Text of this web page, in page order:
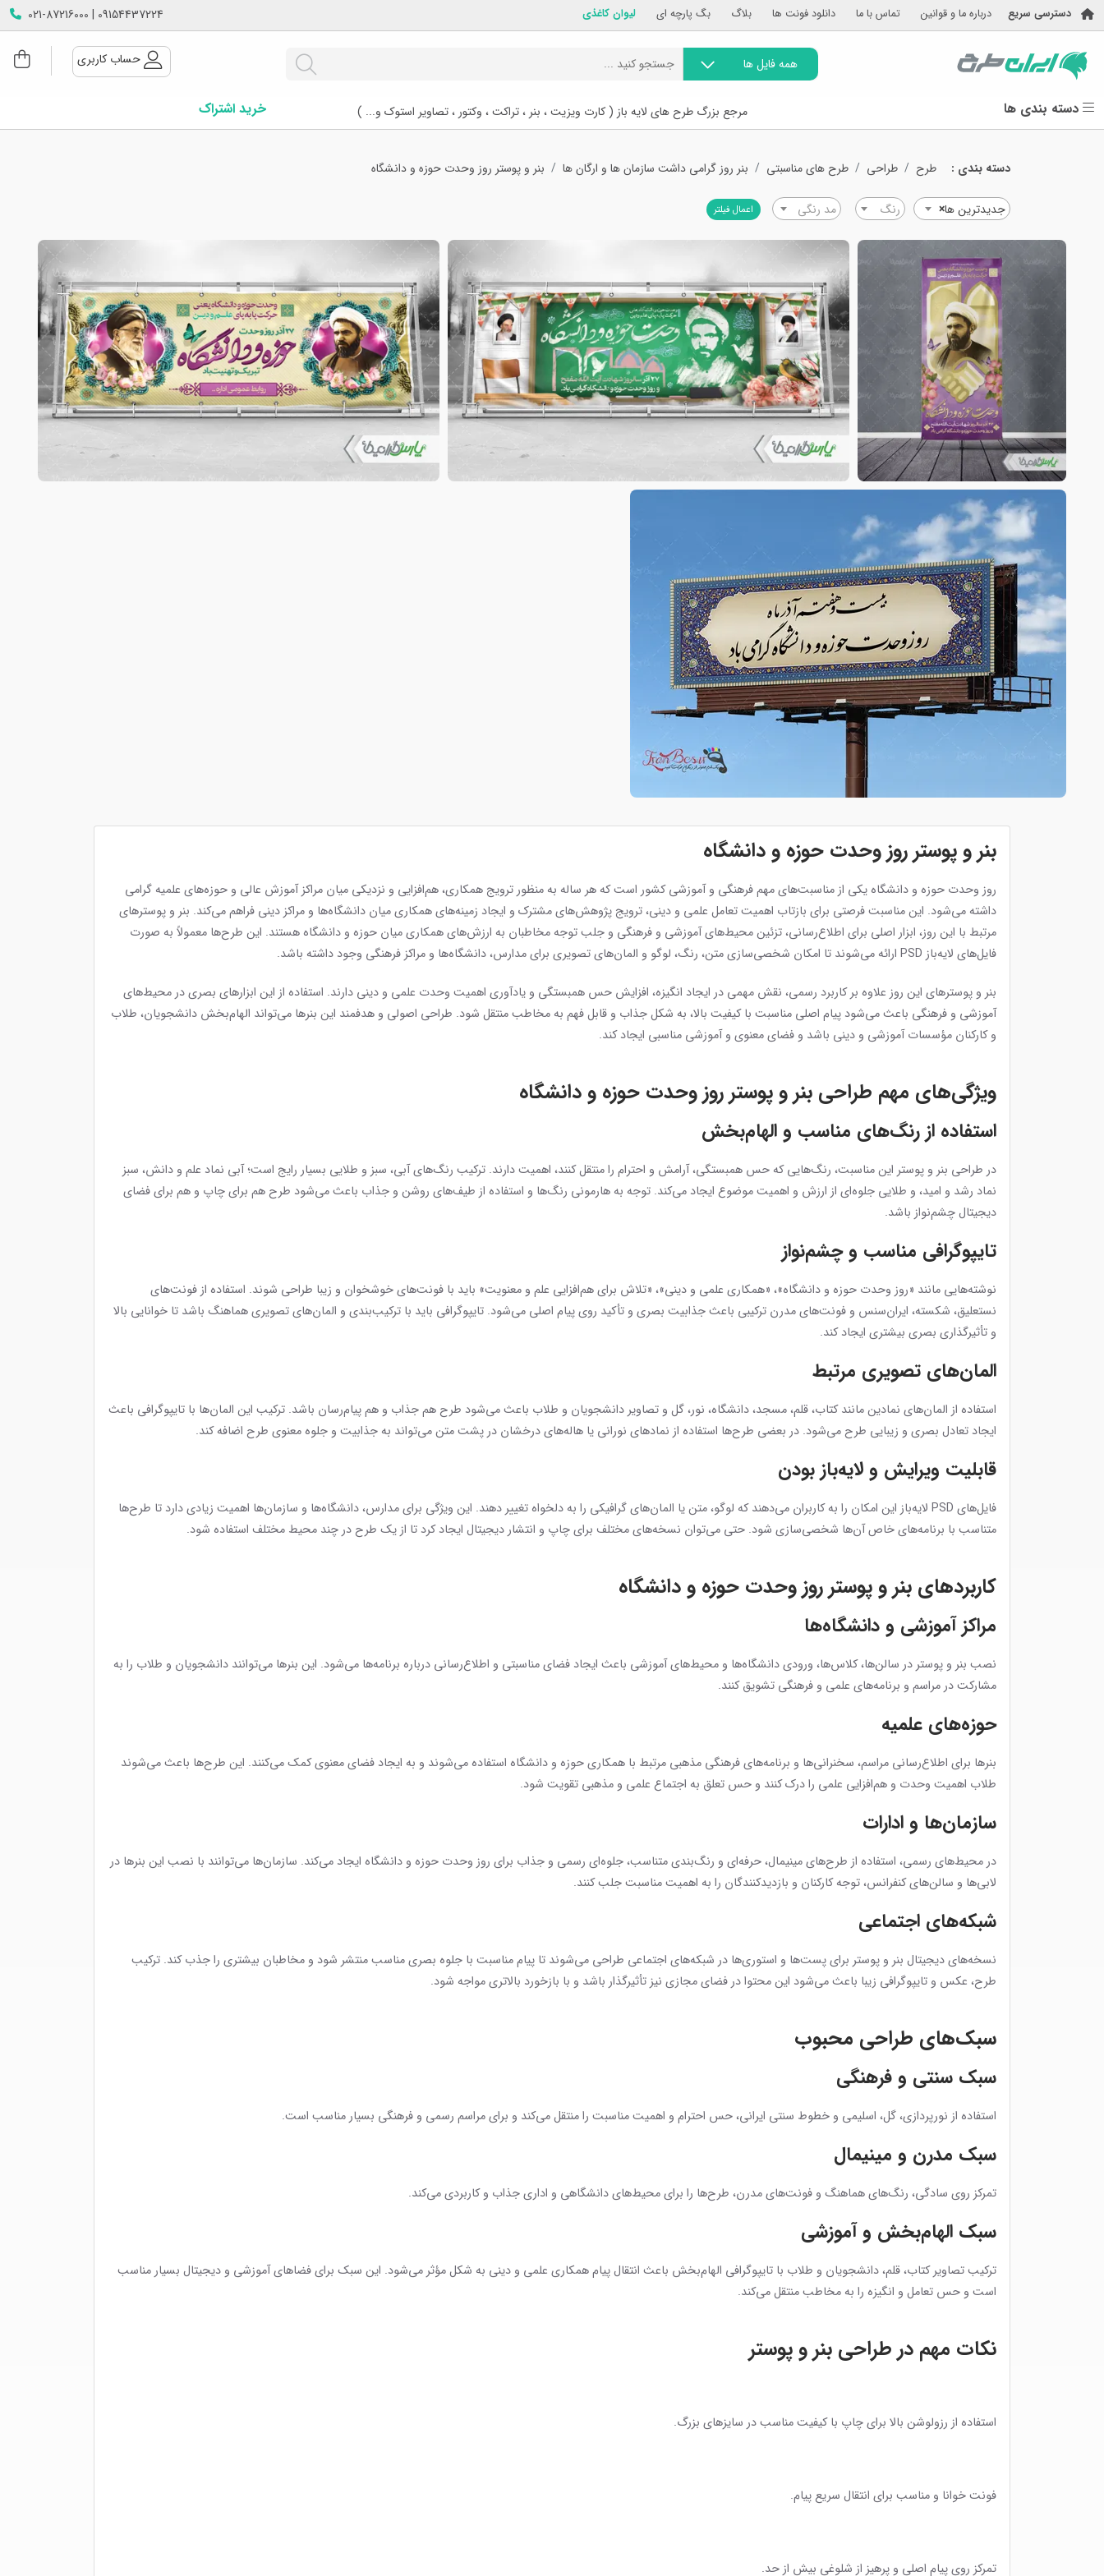
دسترسی سریع درباره ما و قوانین تماس با ما دانلود فونت ها بلاگ بگ پارچه ای لیوان کاغذی 09154437224 | 021-87216000
همه فایل ها حساب کاربری
دسته بندی ها مرجع بزرگ طرح های لایه باز ( کارت ویزیت ، بنر ، تراکت ، وکتور ، تصاویر استوک و... ) خرید اشتراک
دسته بندی : طرح طراحی طرح های مناسبتی بنر روز گرامی داشت سازمان ها و ارگان ها بنر و پوستر روز وحدت حوزه و دانشگاه
×جدیدترین ها رنگ مد رنگی اعمال فیلتر
بنر و پوستر روز وحدت حوزه و دانشگاه
روز وحدت حوزه و دانشگاه یکی از مناسبت‌های مهم فرهنگی و آموزشی کشور است که هر ساله به منظور ترویج همکاری، هم‌افزایی و نزدیکی میان مراکز آموزش عالی و حوزه‌های علمیه گرامی
داشته می‌شود. این مناسبت فرصتی برای بازتاب اهمیت تعامل علمی و دینی، ترویج پژوهش‌های مشترک و ایجاد زمینه‌های همکاری میان دانشگاه‌ها و مراکز دینی فراهم می‌کند. بنر و پوسترهای
مرتبط با این روز، ابزار اصلی برای اطلاع‌رسانی، تزئین محیط‌های آموزشی و فرهنگی و جلب توجه مخاطبان به ارزش‌های همکاری میان حوزه و دانشگاه هستند. این طرح‌ها معمولاً به صورت
فایل‌های لایه‌باز PSD ارائه می‌شوند تا امکان شخصی‌سازی متن، رنگ، لوگو و المان‌های تصویری برای مدارس، دانشگاه‌ها و مراکز فرهنگی وجود داشته باشد.
بنر و پوسترهای این روز علاوه بر کاربرد رسمی، نقش مهمی در ایجاد انگیزه، افزایش حس همبستگی و یادآوری اهمیت وحدت علمی و دینی دارند. استفاده از این ابزارهای بصری در محیط‌های
آموزشی و فرهنگی باعث می‌شود پیام اصلی مناسبت با کیفیت بالا، به شکل جذاب و قابل فهم به مخاطب منتقل شود. طراحی اصولی و هدفمند این بنرها می‌تواند الهام‌بخش دانشجویان، طلاب
و کارکنان مؤسسات آموزشی و دینی باشد و فضای معنوی و آموزشی مناسبی ایجاد کند.
ویژگی‌های مهم طراحی بنر و پوستر روز وحدت حوزه و دانشگاه
استفاده از رنگ‌های مناسب و الهام‌بخش
در طراحی بنر و پوستر این مناسبت، رنگ‌هایی که حس همبستگی، آرامش و احترام را منتقل کنند، اهمیت دارند. ترکیب رنگ‌های آبی، سبز و طلایی بسیار رایج است؛ آبی نماد علم و دانش، سبز
نماد رشد و امید، و طلایی جلوه‌ای از ارزش و اهمیت موضوع ایجاد می‌کند. توجه به هارمونی رنگ‌ها و استفاده از طیف‌های روشن و جذاب باعث می‌شود طرح هم برای چاپ و هم برای فضای
دیجیتال چشم‌نواز باشد.
تایپوگرافی مناسب و چشم‌نواز
نوشته‌هایی مانند «روز وحدت حوزه و دانشگاه»، «همکاری علمی و دینی»، «تلاش برای هم‌افزایی علم و معنویت» باید با فونت‌های خوشخوان و زیبا طراحی شوند. استفاده از فونت‌های
نستعلیق، شکسته، ایران‌سنس و فونت‌های مدرن ترکیبی باعث جذابیت بصری و تأکید روی پیام اصلی می‌شود. تایپوگرافی باید با ترکیب‌بندی و المان‌های تصویری هماهنگ باشد تا خوانایی بالا
و تأثیرگذاری بصری بیشتری ایجاد کند.
المان‌های تصویری مرتبط
استفاده از المان‌های نمادین مانند کتاب، قلم، مسجد، دانشگاه، نور، گل و تصاویر دانشجویان و طلاب باعث می‌شود طرح هم جذاب و هم پیام‌رسان باشد. ترکیب این المان‌ها با تایپوگرافی باعث
ایجاد تعادل بصری و زیبایی طرح می‌شود. در بعضی طرح‌ها استفاده از نمادهای نورانی یا هاله‌های درخشان در پشت متن می‌تواند به جذابیت و جلوه معنوی طرح اضافه کند.
قابلیت ویرایش و لایه‌باز بودن
فایل‌های PSD لایه‌باز این امکان را به کاربران می‌دهند که لوگو، متن یا المان‌های گرافیکی را به دلخواه تغییر دهند. این ویژگی برای مدارس، دانشگاه‌ها و سازمان‌ها اهمیت زیادی دارد تا طرح‌ها
متناسب با برنامه‌های خاص آن‌ها شخصی‌سازی شود. حتی می‌توان نسخه‌های مختلف برای چاپ و انتشار دیجیتال ایجاد کرد تا از یک طرح در چند محیط مختلف استفاده شود.
کاربردهای بنر و پوستر روز وحدت حوزه و دانشگاه
مراکز آموزشی و دانشگاه‌ها
نصب بنر و پوستر در سالن‌ها، کلاس‌ها، ورودی دانشگاه‌ها و محیط‌های آموزشی باعث ایجاد فضای مناسبتی و اطلاع‌رسانی درباره برنامه‌ها می‌شود. این بنرها می‌توانند دانشجویان و طلاب را به
مشارکت در مراسم و برنامه‌های علمی و فرهنگی تشویق کنند.
حوزه‌های علمیه
بنرها برای اطلاع‌رسانی مراسم، سخنرانی‌ها و برنامه‌های فرهنگی مذهبی مرتبط با همکاری حوزه و دانشگاه استفاده می‌شوند و به ایجاد فضای معنوی کمک می‌کنند. این طرح‌ها باعث می‌شوند
طلاب اهمیت وحدت و هم‌افزایی علمی را درک کنند و حس تعلق به اجتماع علمی و مذهبی تقویت شود.
سازمان‌ها و ادارات
در محیط‌های رسمی، استفاده از طرح‌های مینیمال، حرفه‌ای و رنگ‌بندی متناسب، جلوه‌ای رسمی و جذاب برای روز وحدت حوزه و دانشگاه ایجاد می‌کند. سازمان‌ها می‌توانند با نصب این بنرها در
لابی‌ها و سالن‌های کنفرانس، توجه کارکنان و بازدیدکنندگان را به اهمیت مناسبت جلب کنند.
شبکه‌های اجتماعی
نسخه‌های دیجیتال بنر و پوستر برای پست‌ها و استوری‌ها در شبکه‌های اجتماعی طراحی می‌شوند تا پیام مناسبت با جلوه بصری مناسب منتشر شود و مخاطبان بیشتری را جذب کند. ترکیب
طرح، عکس و تایپوگرافی زیبا باعث می‌شود این محتوا در فضای مجازی نیز تأثیرگذار باشد و با بازخورد بالاتری مواجه شود.
سبک‌های طراحی محبوب
سبک سنتی و فرهنگی
استفاده از نورپردازی، گل، اسلیمی و خطوط سنتی ایرانی، حس احترام و اهمیت مناسبت را منتقل می‌کند و برای مراسم رسمی و فرهنگی بسیار مناسب است.
سبک مدرن و مینیمال
تمرکز روی سادگی، رنگ‌های هماهنگ و فونت‌های مدرن، طرح‌ها را برای محیط‌های دانشگاهی و اداری جذاب و کاربردی می‌کند.
سبک الهام‌بخش و آموزشی
ترکیب تصاویر کتاب، قلم، دانشجویان و طلاب با تایپوگرافی الهام‌بخش باعث انتقال پیام همکاری علمی و دینی به شکل مؤثر می‌شود. این سبک برای فضاهای آموزشی و دیجیتال بسیار مناسب
است و حس تعامل و انگیزه را به مخاطب منتقل می‌کند.
نکات مهم در طراحی بنر و پوستر
استفاده از رزولوشن بالا برای چاپ با کیفیت مناسب در سایزهای بزرگ.
فونت خوانا و مناسب برای انتقال سریع پیام.
تمرکز روی پیام اصلی و پرهیز از شلوغی بیش از حد.